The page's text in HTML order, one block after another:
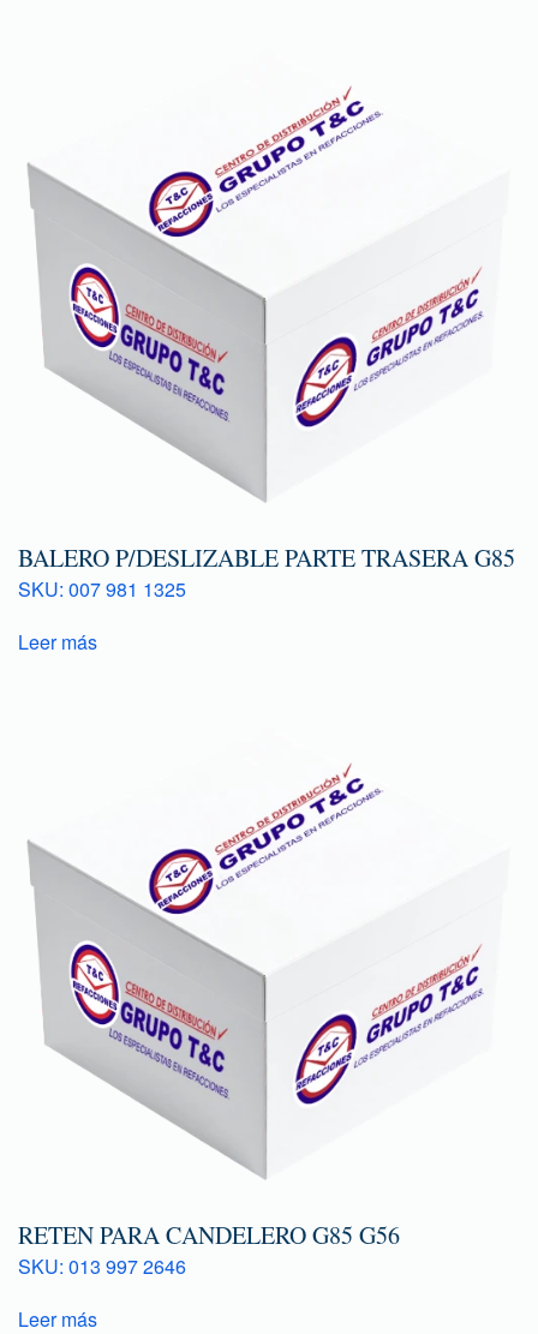
BALERO P/DESLIZABLE PARTE TRASERA G85
SKU: 007 981 1325
Leer más
RETEN PARA CANDELERO G85 G56
SKU: 013 997 2646
Leer más